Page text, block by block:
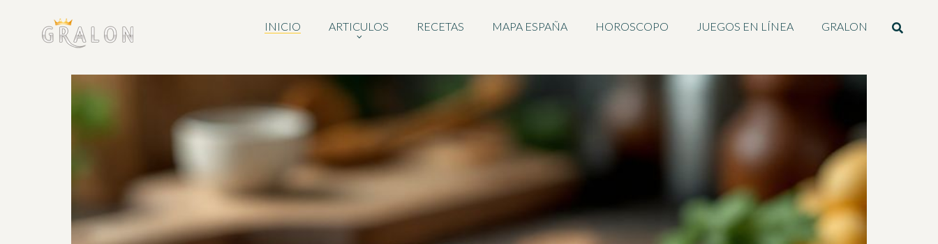
INICIO ARTICULOS RECETAS MAPA ESPAÑA HOROSCOPO JUEGOS EN LÍNEA GRALON